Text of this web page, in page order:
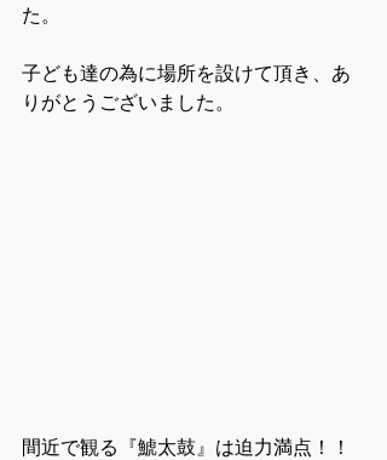
た。
子ども達の為に場所を設けて頂き、あ
りがとうございました。
間近で観る『鯱太鼓』は迫力満点！！